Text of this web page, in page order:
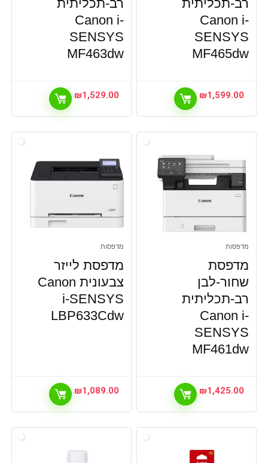
רב-תכליתית
Canon i-
SENSYS
MF465dw
₪1,599.00
רב-תכליתית
Canon i-
SENSYS
MF463dw
₪1,529.00
מדפסות
מדפסת
שחור-לבן
רב-תכליתית
Canon i-
SENSYS
MF461dw
₪1,425.00
מדפסות
מדפסת לייזר
צבעונית Canon
i-SENSYS
LBP633Cdw
₪1,089.00